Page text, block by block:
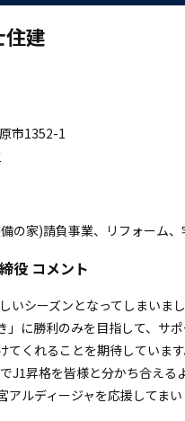
住建
市1352-1
の家)請負事業、リフォーム
役 コメント
いシーズンとなってしまいま
」に勝利のみを目指して、サ
てくれることを期待していま
J1昇格を皆様と分かち合える
ルディージャを応援してまい